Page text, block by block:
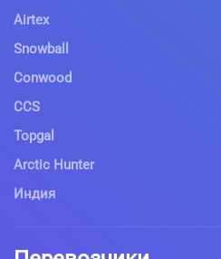
Airtex
Snowball
Conwood
CCS
Topgal
Arctic Hunter
Индия